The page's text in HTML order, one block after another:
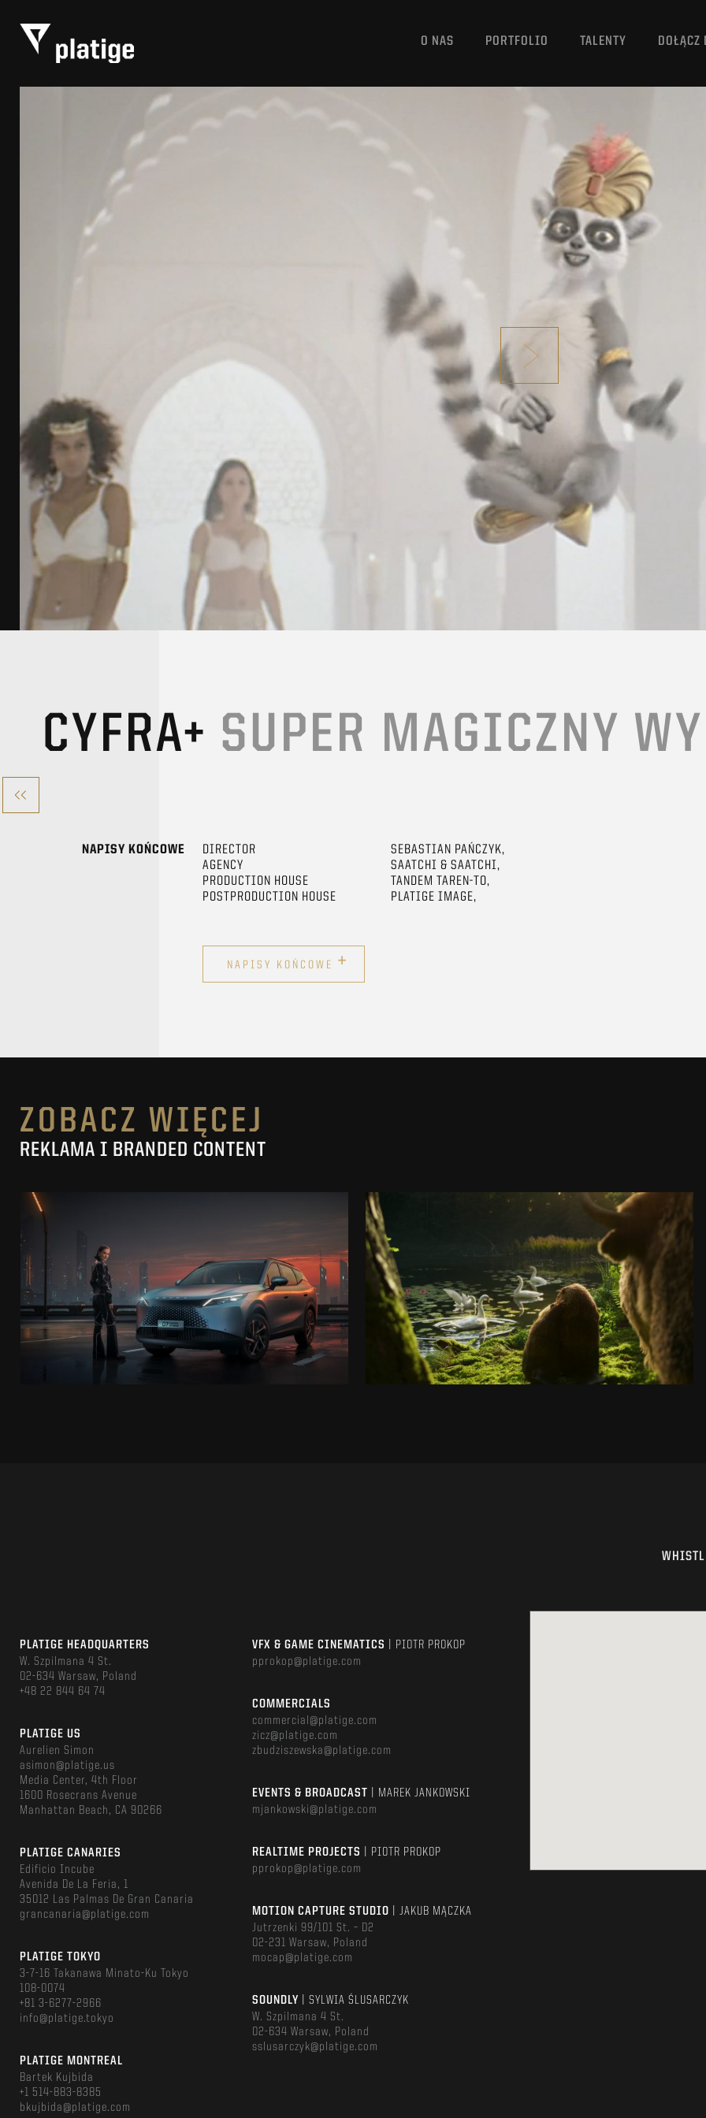
O NAS PORTFOLIO TALENTY DOŁĄCZ
CYFRA+ SUPER MAGICZNY
NAPISY KOŃCOWE DIRECTOR
SEBASTIAN PAŃCZYK,
AGENCY
SAATCHI & SAATCHI,
PRODUCTION HOUSE
TANDEM TAREN-TO,
POSTPRODUCTION HOUSE
PLATIGE IMAGE,
NAPISY KOŃCOWE +
ZOBACZ WIĘCEJ
REKLAMA I BRANDED CONTENT
OMODA 7
SUPER HYBRID
ZOBACZ PROJEKT
ŻUBR
JEZIORO
ZOBACZ PROJEKT
PLATIGE HEADQUARTERS
W. Szpilmana 4 St.
02-634 Warsaw, Poland
+48 22 844 64 74
PLATIGE US
Aurelien Simon
asimon@platige.us
Media Center, 4th Floor
1600 Rosecrans Avenue
Manhattan Beach, CA 90266
PLATIGE CANARIES
Edificio Incube
Avenida De La Feria, 1
35012 Las Palmas De Gran Canaria
grancanaria@platige.com
PLATIGE TOKYO
3-7-16 Takanawa Minato-Ku Tokyo
108-0074
+81 3-6277-2966
info@platige.tokyo
PLATIGE MONTREAL
Bartek Kujbida
+1 514-883-8385
bkujbida@platige.com
VFX & GAME CINEMATICS
| PIOTR PROKOP
pprokop@platige.com
COMMERCIALS
commercial@platige.com
zicz@platige.com
zbudziszewska@platige.com
EVENTS & BROADCAST
| MAREK JANKOWSKI
mjankowski@platige.com
REALTIME PROJECTS
| PIOTR PROKOP
pprokop@platige.com
MOTION CAPTURE STUDIO
| JAKUB MĄCZKA
Jutrzenki 99/101 St. – D2
02-231 Warsaw, Poland
mocap@platige.com
SOUNDLY
| SYLWIA ŚLUSARCZYK
W. Szpilmana 4 St.
02-634 Warsaw, Poland
sslusarczyk@platige.com